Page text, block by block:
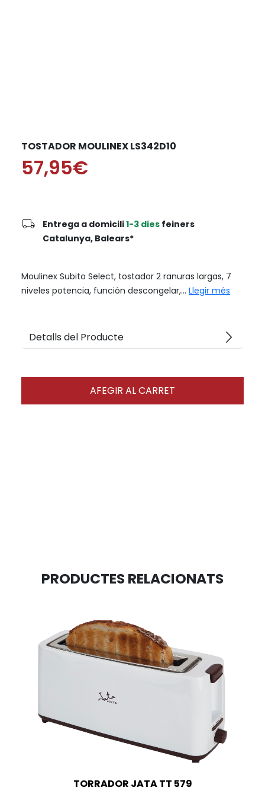
TOSTADOR MOULINEX LS342D10
57,95€
local_shipping Entrega a domicili1-3 dies feiners
Catalunya, Balears*
Moulinex Subito Select, tostador 2 ranuras largas, 7
niveles potencia, función descongelar,... Llegir més
Detalls del Producte arrow_forward_ios
AFEGIR AL CARRET
PRODUCTES RELACIONATS
TORRADOR JATA TT 579